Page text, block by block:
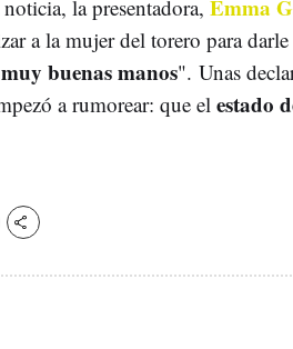
noticia, la presentadora, Emma
a la mujer del torero para
buenas manos". Unas
a rumorear: que el estado